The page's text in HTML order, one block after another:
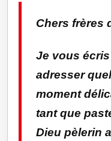
Chers frères
Je vous
adresser
moment
tant que
Dieu pèlerin